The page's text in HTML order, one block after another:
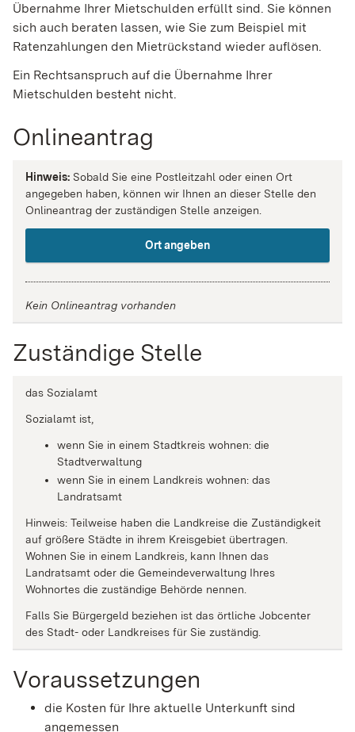
Übernahme Ihrer Mietschulden erfüllt sind. Sie können
sich auch beraten lassen, wie Sie zum Beispiel mit
Ratenzahlungen den Mietrückstand wieder auflösen.
Ein Rechtsanspruch auf die Übernahme Ihrer
Mietschulden besteht nicht.
Onlineantrag
Hinweis: Sobald Sie eine Postleitzahl oder einen Ort
angegeben haben, können wir Ihnen an dieser Stelle den
Onlineantrag der zuständigen Stelle anzeigen.
Ort angeben
Kein Onlineantrag vorhanden
Zuständige Stelle
das Sozialamt
Sozialamt ist,
wenn Sie in einem Stadtkreis wohnen: die
Stadtverwaltung
wenn Sie in einem Landkreis wohnen: das
Landratsamt
Hinweis: Teilweise haben die Landkreise die Zuständigkeit
auf größere Städte in ihrem Kreisgebiet übertragen.
Wohnen Sie in einem Landkreis, kann Ihnen das
Landratsamt oder die Gemeindeverwaltung Ihres
Wohnortes die zuständige Behörde nennen.
Falls Sie Bürgergeld beziehen ist das örtliche Jobcenter
des Stadt- oder Landkreises für Sie zuständig.
Voraussetzungen
die Kosten für Ihre aktuelle Unterkunft sind
angemessen